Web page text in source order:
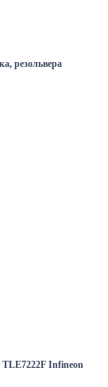
резольвера
TLE7222F Infineon